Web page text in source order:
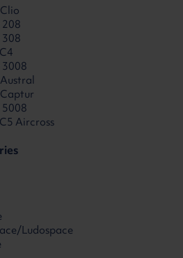
Aircross
Ludospace